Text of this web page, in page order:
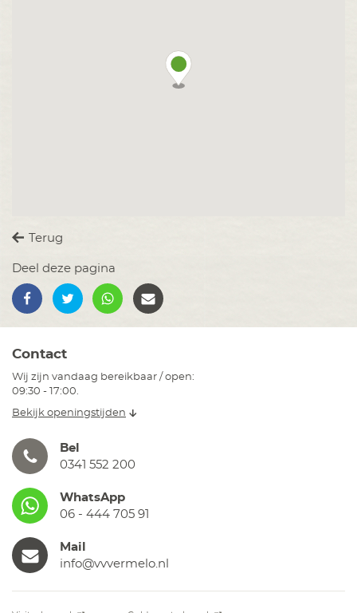
Terug
Deel deze pagina
Bel
0341 552 200
WhatsApp
06 - 444 705 91
Mail
info@vvvermelo.nl
Contact
Wij zijn vandaag bereikbaar / open:
09:30 - 17:00.
Bekijk openingstijden